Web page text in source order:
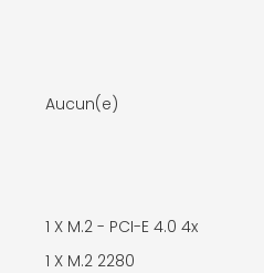
Aucun(e)
1 X M.2 - PCI-E 4.0 4x
1 X M.2 2280